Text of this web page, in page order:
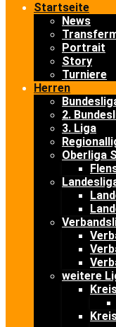
Startseite
News
Portrait
Story
Turniere
Herren
2.
3. Liga
Oberliga
weitere